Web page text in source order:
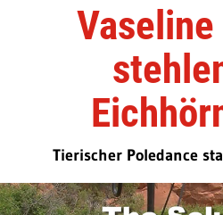
Tierischer Poledance